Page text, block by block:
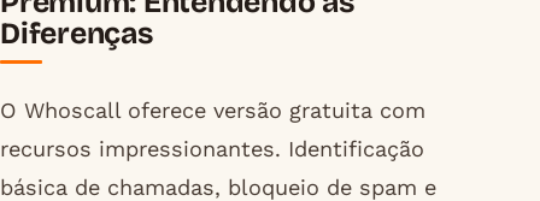
Diferenças
O Whoscall oferece versão gratuita com
recursos impressionantes. Identificação
básica de chamadas, bloqueio de spam e